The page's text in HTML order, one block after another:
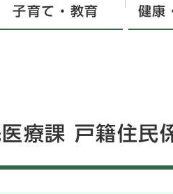
子育て・教育 健康
医療課 戸籍住民